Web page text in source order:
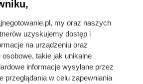
kaw
staniała. Oferta
do Dino
my oraz naszych
uzyskujemy dostęp i
na urządzeniu oraz
takie jak unikalne
informacje wysyłane przez
przeglądania w celu zapewniania